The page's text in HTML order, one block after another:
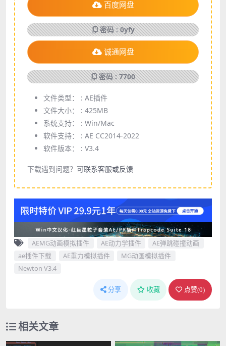
百度网盘
密码 : 0yfy
诚通网盘
密码 : 7700
文件类型： : AE插件
文件大小： : 425MB
系统支持： : Win/Mac
软件支持： : AE CC2014-2022
软件版本： : V3.4
下载遇到问题？可联系客服或反馈
AEMG动画模拟插件 AE动力学插件
AE弹跳碰撞动画
ae插件下载
AE重力模拟插件
MG动画模拟插件
Newton V3.4
分享 收藏 点赞(0)
相关文章